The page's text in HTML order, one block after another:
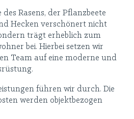
Rasens, der Pflanzbeete
Hecken verschönert nicht
trägt erheblich zum
bei. Hierbei setzen wir
Team auf eine moderne und
führen wir durch. Die
werden objektbezogen